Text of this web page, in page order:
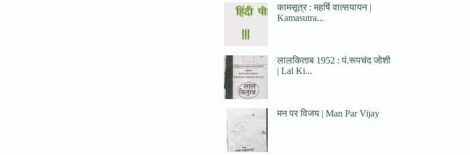
कामसूत्र : महर्षि वात्सयायन |
Kamasutra...
लालकिताब 1952 : पं.रूपचंद जोशी
| Lal Ki...
मन पर विजय | Man Par Vijay